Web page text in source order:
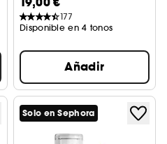
177
Disponible en 4 tonos
Añadir
Solo en Sephora